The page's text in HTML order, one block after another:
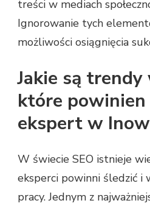
treści w mediach
Ignorowanie tych
możliwości osiągnięcia
Jakie są trendy
które powinien
ekspert w
W świecie SEO istnieje
eksperci powinni śledzić i
pracy. Jednym z